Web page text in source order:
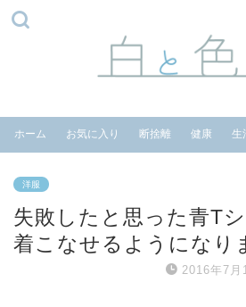
ホーム お気に入り 断捨離 健康 生
洋服
失敗したと思った青T
着こなせるようになり
2016年7月